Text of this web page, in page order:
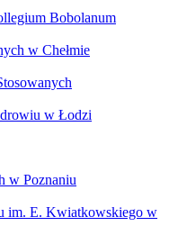
Bobolanum
w Chełmie
w Łodzi
w Poznaniu
im. E. Kwiatkowskiego w